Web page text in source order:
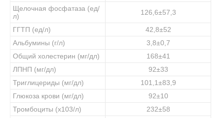
Щелочная фосфатаза (ед/
л)
126,6±57,3
ГГТП (ед/л)
42,8±52
Альбумины (г/л)
3,8±0,7
Общий холестерин (мг/дл)
168±41
ЛПНП (мг/дл)
92±33
Триглицериды (мг/дл)
101,1±83,9
Глюкоза крови (мг/дл)
92±10
Тромбоциты (х103/л)
232±58